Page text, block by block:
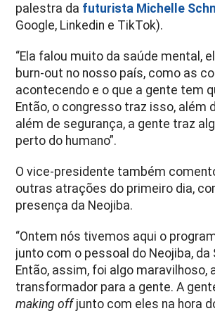
palestra da futurista Michelle
Google, Linkedin e TikTok).
“Ela falou muito da saúde mental,
burn-out no nosso país, como as
acontecendo e o que a gente tem
Então, o congresso traz isso, além
além de segurança, a gente traz
perto do humano”.
O vice-presidente também
outras atrações do primeiro dia,
presença da Neojiba.
“Ontem nós tivemos aqui o
junto com o pessoal do Neojiba, da
Então, assim, foi algo maravilhoso,
transformador para a gente. A
making offjunto com eles na hora